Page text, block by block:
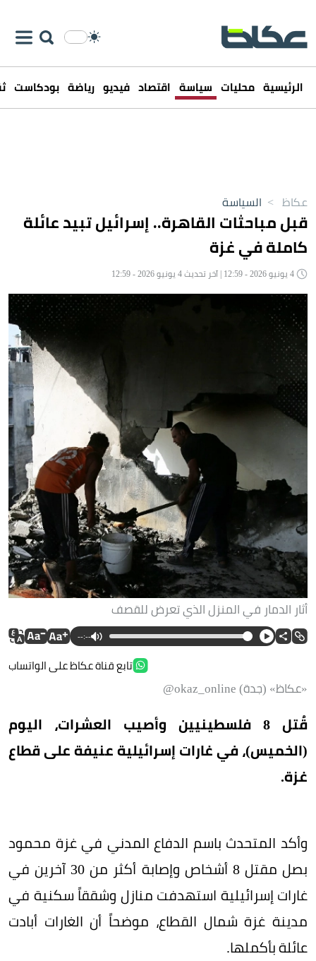
الرئيسية محليات سياسة اقتصاد فيديو رياضة بودكاست
عكاظ > السياسة
قبل مباحثات القاهرة.. إسرائيل تبيد عائلة
كاملة في غزة
أثار الدمار في المنزل الذي تعرض للقصف
--:--
تابع قناة عكاظ على الواتساب
«عكاظ» (جدة) okaz_online@
قُتل 8 فلسطينيين وأصيب العشرات، اليوم
(الخميس)، في غارات إسرائيلية عنيفة على قطاع
غزة.
وأكد المتحدث باسم الدفاع المدني في غزة محمود
بصل مقتل 8 أشخاص وإصابة أكثر من 30 آخرين في
غارات إسرائيلية استهدفت منازل وشققاً سكنية في
مدينة غزة شمال القطاع، موضحاً أن الغارات أبادت
عائلة بأكملها.